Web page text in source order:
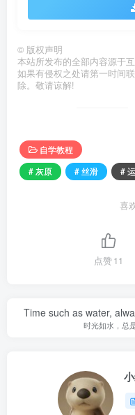
© 版权声明
本站所发布的全部内容源于
如果有侵权之处请第一时间
除。敬请谅解!
自学教程
# 灰原
# 丝滑 #
喜
点赞11
Time such as water,
时光如水，总